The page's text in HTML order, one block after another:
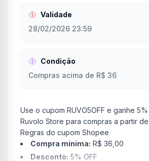
Validade
28/02/2026 23:59
Condição
Compras acima de R$ 36
Use o cupom RUVO5OFF e ganhe 5%
Ruvolo Store para compras a partir de
Regras do cupom Shopee
Compra mínima: R$ 36,00
Desconto: 5% OFF